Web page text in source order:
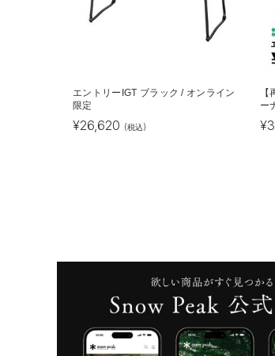
エントリーIGT ブラック / オンライン
限定
¥26,620 (税込)
ー
¥